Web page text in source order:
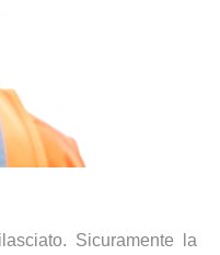
Sicuramente la